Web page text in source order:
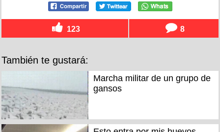
123 8
También te gustará:
Marcha militar de un grupo de
gansos